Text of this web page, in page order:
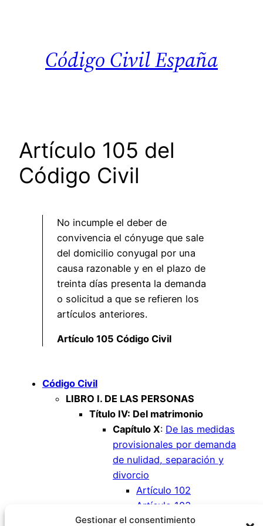
Gestionar el consentimiento
Código Civil España
Artículo 105 del
Código Civil
No incumple el deber de
convivencia el cónyuge que sale
del domicilio conyugal por una
causa razonable y en el plazo de
treinta días presenta la demanda
o solicitud a que se refieren los
artículos anteriores.
Artículo 105 Código Civil
Código Civil
LIBRO I. DE LAS PERSONAS
Título IV: Del matrimonio
Capítulo X: De las medidas
provisionales por demanda
de nulidad, separación y
divorcio
Artículo 102
Artículo 103
Artículo 104